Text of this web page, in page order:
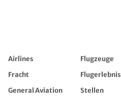
Airlines Flugzeuge
Fracht
Flugerlebnis
General Aviation
Stellen